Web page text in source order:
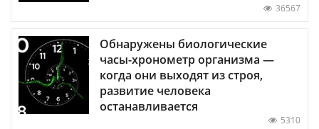
36567
Обнаружены биологические
часы-хронометр организма —
когда они выходят из строя,
развитие человека
останавливается
5310